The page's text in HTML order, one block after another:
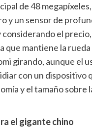
de 48
y un sensor de
considerando el
que mantiene la rueda
girando, aunque el
con un dispositivo
y el tamaño sobre
el gigante chino